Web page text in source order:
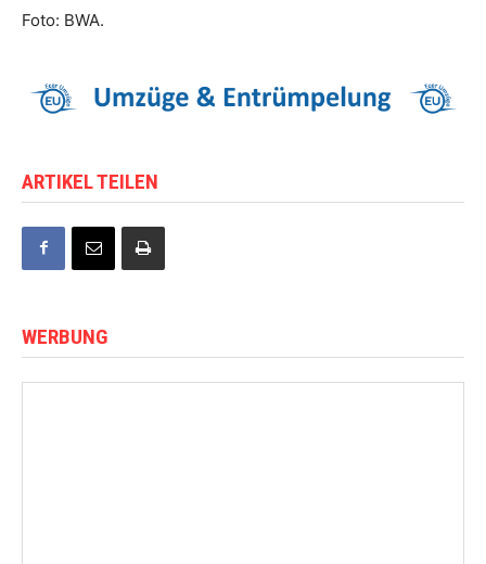
Foto: BWA.
ARTIKEL TEILEN
WERBUNG